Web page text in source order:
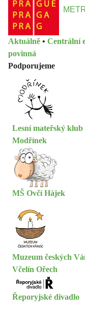
Aktuálně • Centrální
povinná
Podporujeme
Lesní mateřský klub
Modřínek
MŠ Ovčí Hájek
Muzeum českých
Včelín Ořech
Řeporyjské divadlo